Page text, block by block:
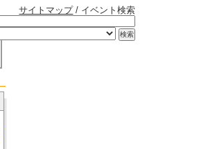
サイトマップ/ イベント検索